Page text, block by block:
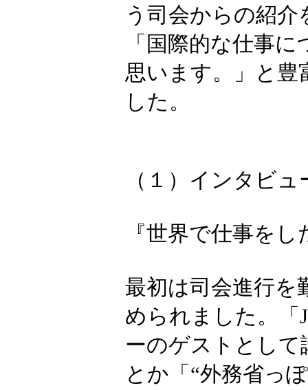
う司会からの紹
「国際的な仕事
思います。」と豊
した。
（１）インタビュ
『世界で仕事を
最初は司会進行を
められました。「
ーのゲストとし
とか「“外務省っ